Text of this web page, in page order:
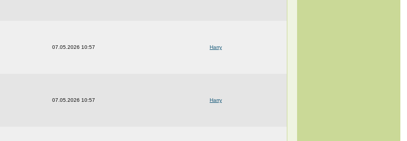
07.05.2026 10:57 Harry
07.05.2026 10:57 Harry